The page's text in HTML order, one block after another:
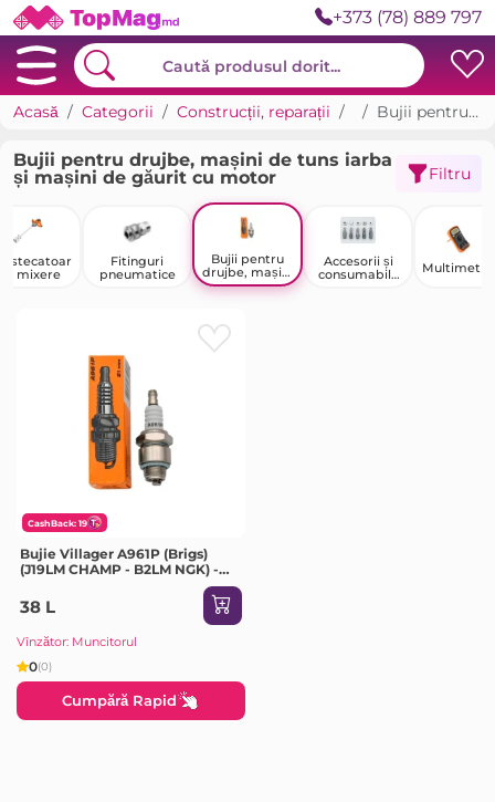
+373 (78) 889 797
Acasă Categorii Construcții, reparații Unelte
Bujii pentru drujbe, mașini de tuns iarba și mașini de găurit cu motor
Bujii pentru drujbe, mașini de tuns iarba
și mașini de găurit cu motor
Filtru
și mixere
Fitinguri
pneumatice
Bujii pentru
drujbe, mașini
de tuns iarba
motor
Accesorii și
consumabile
Multimetre
CashBack: 19
Bujie Villager A961P (Brigs)
(J19LM CHAMP - B2LM NGK) -
38 L
Vînzător: Muncitorul
0(0)
Cumpără Rapid